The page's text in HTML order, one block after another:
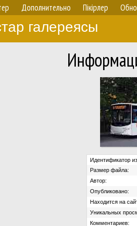
Дополнительно Пікірлер
галереясы
Идентификатор
Размер файла:
Автор:
Опубликовано:
Находится на
Уникальных
Комментариев: